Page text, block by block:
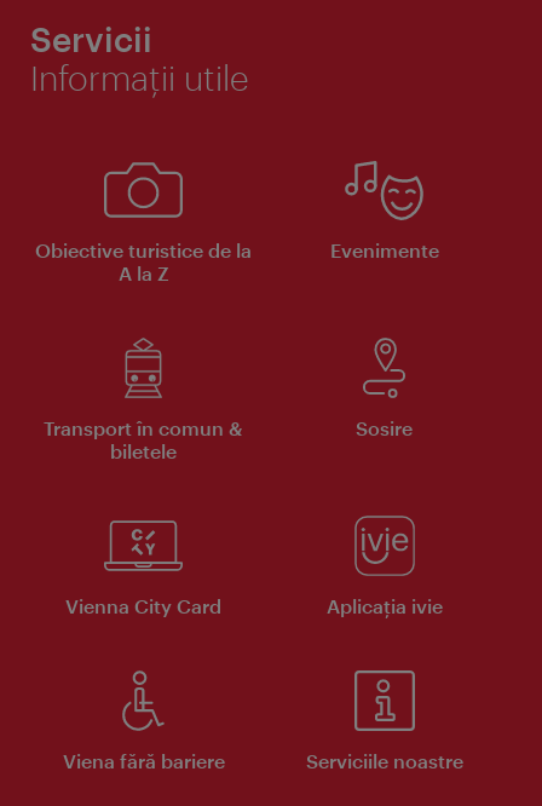
Servicii
Informaţii utile
Obiective turistice de la
A la Z
Evenimente
Transport în comun &
biletele
Sosire
Vienna City Card Aplicaţia ivie
Viena fără bariere Serviciile noastre